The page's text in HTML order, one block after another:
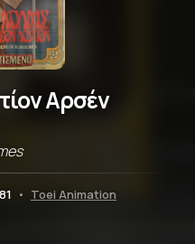
Αρσέν
• Toei Animation